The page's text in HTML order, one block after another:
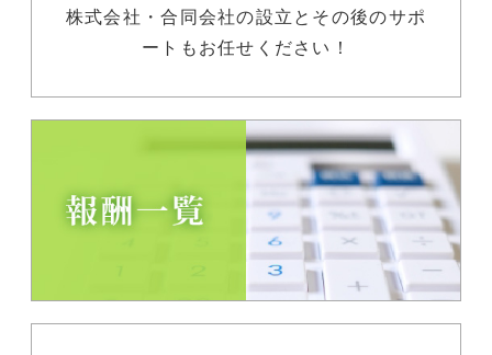
株式会社・合同会社の設立とその後のサポ
ートもお任せください！